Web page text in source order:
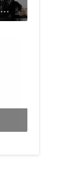
遗嘱需要公证才有法律效力吗？